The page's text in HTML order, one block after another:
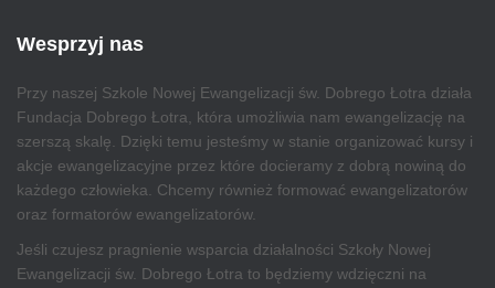
Wesprzyj nas
Przy naszej Szkole Nowej Ewangelizacji św. Dobrego Łotra działa
Fundacja Dobrego Łotra, która umożliwia nam ewangelizację na
szerszą skalę. Dzięki temu jesteśmy w stanie organizować kursy i
akcje ewangelizacyjne przez które docieramy z dobrą nowiną do
każdego człowieka. Chcemy również formować ewangelizatorów
oraz formatorów ewangelizatorów.
Jeśli czujesz pragnienie wsparcia działalności Szkoły Nowej
Ewangelizacji św. Dobrego Łotra to będziemy wdzięczni na